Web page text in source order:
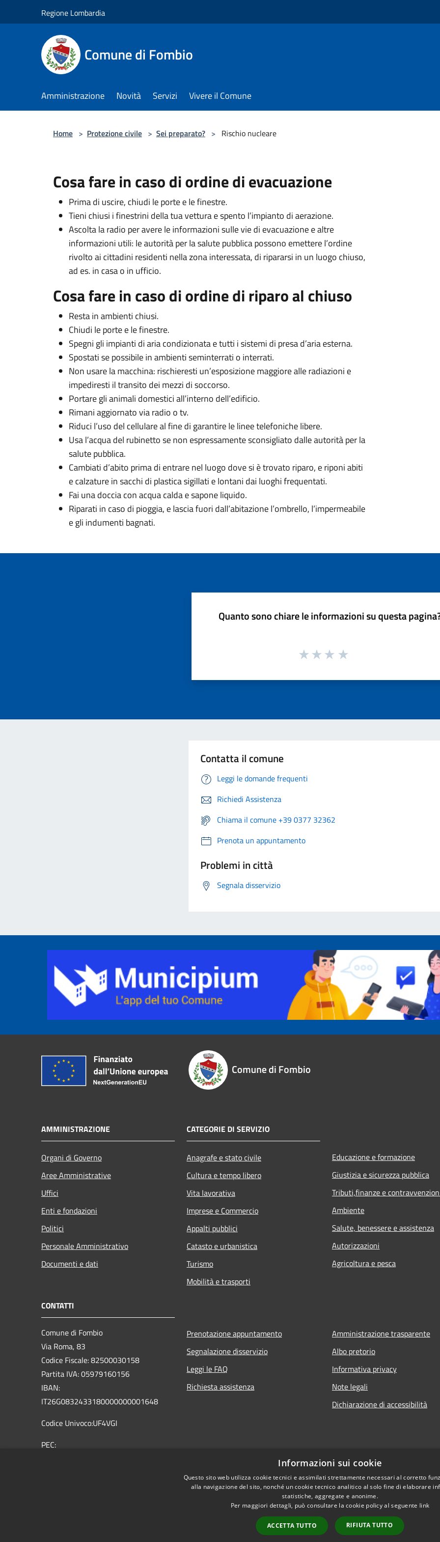
Regione Lombardia
Comune di Fombio
Amministrazione Novità Servizi Vivere il Comune
Home > Protezione civile > Sei preparato? > Rischio nucleare
Cosa fare in caso di ordine di evacuazione
Prima di uscire, chiudi le porte e le finestre.
Tieni chiusi i finestrini della tua vettura e spento l’impianto di aerazione.
Ascolta la radio per avere le informazioni sulle vie di evacuazione e altre
informazioni utili: le autorità per la salute pubblica possono emettere l’ordine
rivolto ai cittadini residenti nella zona interessata, di ripararsi in un luogo chiuso,
ad es. in casa o in ufficio.
Cosa fare in caso di ordine di riparo al chiuso
Resta in ambienti chiusi.
Chiudi le porte e le finestre.
Spegni gli impianti di aria condizionata e tutti i sistemi di presa d’aria esterna.
Spostati se possibile in ambienti seminterrati o interrati.
Non usare la macchina: rischieresti un’esposizione maggiore alle radiazioni e
impediresti il transito dei mezzi di soccorso.
Portare gli animali domestici all’interno dell’edificio.
Rimani aggiornato via radio o tv.
Riduci l’uso del cellulare al fine di garantire le linee telefoniche libere.
Usa l’acqua del rubinetto se non espressamente sconsigliato dalle autorità per la
salute pubblica.
Cambiati d’abito prima di entrare nel luogo dove si è trovato riparo, e riponi abiti
e calzature in sacchi di plastica sigillati e lontani dai luoghi frequentati.
Fai una doccia con acqua calda e sapone liquido.
Riparati in caso di pioggia, e lascia fuori dall’abitazione l’ombrello, l’impermeabile
e gli indumenti bagnati.
Quanto sono chiare le informazioni su questa
Contatta il comune
Leggi le domande frequenti
Richiedi Assistenza
Chiama il comune +39 0377 32362
Prenota un appuntamento
Problemi in città
Segnala disservizio
Comune di Fombio
AMMINISTRAZIONE
Organi di Governo
Aree Amministrative
Uffici
Enti e fondazioni
Politici
Personale Amministrativo
Documenti e dati
CATEGORIE DI SERVIZIO
Anagrafe e stato civile
Cultura e tempo libero
Vita lavorativa
Imprese e Commercio
Appalti pubblici
Catasto e urbanistica
Turismo
Mobilità e trasporti
Educazione e formazione
Giustizia e sicurezza pubblica
Tributi,finanze e
Ambiente
Salute, benessere e assistenza
Autorizzazioni
Agricoltura e pesca
CONTATTI
Comune di Fombio
Via Roma, 83
Codice Fiscale: 82500030158
Partita IVA: 05979160156
IBAN:
IT26G0832433180000000001648
Codice Univoco:UF4VGI
PEC:
Prenotazione appuntamento
Segnalazione disservizio
Leggi le FAQ
Richiesta assistenza
Amministrazione trasparente
Albo pretorio
Informativa privacy
Note legali
Dichiarazione di accessibilità
Informazioni sui cookie
Questo sito web utilizza cookie tecnici e assimilati strettamente necessari al corretto
alla navigazione del sito, nonché un cookie tecnico analitico al solo fine di elaborare
statistiche, aggregate e anonime.
Per maggiori dettagli, può consultare la cookie policy al seguente link
ACCETTA TUTTO RIFIUTA TUTTO